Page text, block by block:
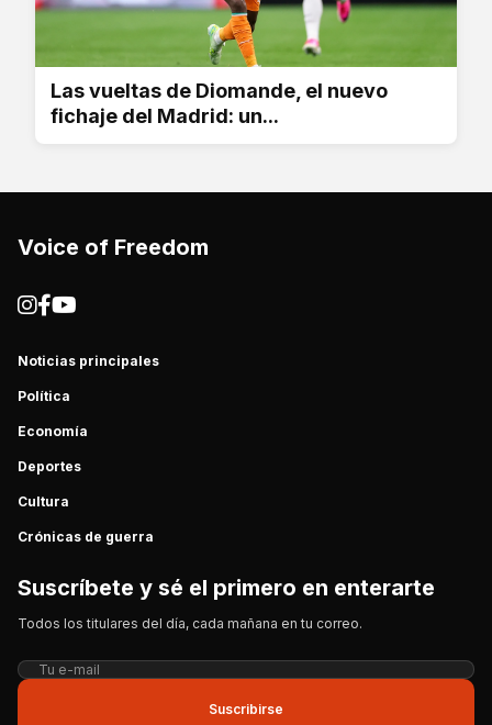
Las vueltas de Diomande, el nuevo
fichaje del Madrid: un...
Voice of Freedom
Noticias principales
Política
Economía
Deportes
Cultura
Crónicas de guerra
Suscríbete y sé el primero en enterarte
Todos los titulares del día, cada mañana en tu correo.
Suscribirse